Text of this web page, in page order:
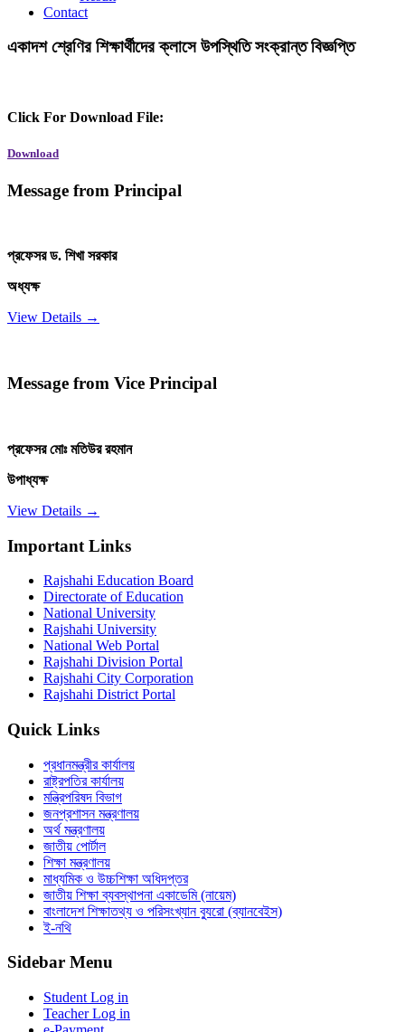
Contact
একাদশ শ্রেণির শিক্ষার্থীদের ক্লাসে উপস্থিতি সংক্রান্ত বিজ্ঞপ্তি
Click For Download File:
Download
Message from Principal
প্রফেসর ড. শিখা সরকার
অধ্যক্ষ
View Details →
Message from Vice Principal
প্রফেসর মোঃ মতিউর রহমান
উপাধ্যক্ষ
View Details →
Important Links
Rajshahi Education Board
Directorate of Education
National University
Rajshahi University
National Web Portal
Rajshahi Division Portal
Rajshahi City Corporation
Rajshahi District Portal
Quick Links
প্রধানমন্ত্রীর কার্যালয়
রাষ্ট্রপতির কার্যালয়
মন্ত্রিপরিষদ বিভাগ
জনপ্রশাসন মন্ত্রণালয়
অর্থ মন্ত্রণালয়
জাতীয় পোর্টাল
শিক্ষা মন্ত্রণালয়
মাধ্যমিক ও উচ্চশিক্ষা অধিদপ্তর
জাতীয় শিক্ষা ব্যবস্থাপনা একাডেমি (নায়েম)
বাংলাদেশ শিক্ষাতথ্য ও পরিসংখ্যান ব্যুরো (ব্যানবেইস)
ই-নথি
Sidebar Menu
Student Log in
Teacher Log in